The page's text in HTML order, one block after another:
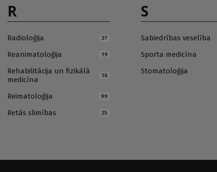
R
Radioloģija 37
Reanimatoloģija 19
Rehabilitācija un fizikālā
medicīna
16
Reimatoloģija 99
Retās slimības 25
S
Sabiedrības veselība
Sporta medicīna
Stomatoloģija